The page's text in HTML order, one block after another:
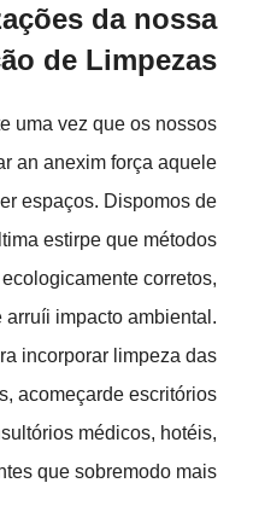
da nossa
de Limpezas
uma vez que os nossos
an anexim força aquele
espaços. Dispomos de
estirpe que métodos
corretos,
impacto ambiental.
incorporar limpeza das
acomeçarde escritórios
médicos, hotéis,
que sobremodo mais.